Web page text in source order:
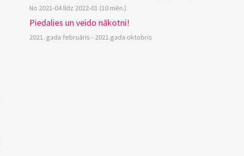
No 2021-04 līdz 2022-01 (10 mēn.)
Piedalies un veido nākotni!
2021. gada februāris - 2021.gada oktobris